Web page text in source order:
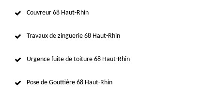
Couvreur 68 Haut-Rhin
Travaux de zinguerie 68 Haut-Rhin
Urgence fuite de toiture 68 Haut-Rhin
Pose de Gouttière 68 Haut-Rhin